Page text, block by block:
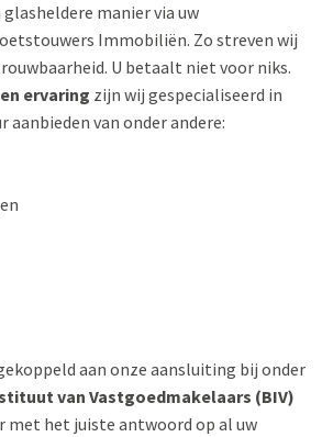
manier via uw
Immobiliën. Zo streven wij
U betaalt niet voor niks.
ervaring zijn wij gespecialiseerd in
van onder andere:
aan onze aansluiting bij onder
van Vastgoedmakelaars (BIV)
met het juiste antwoord op al uw